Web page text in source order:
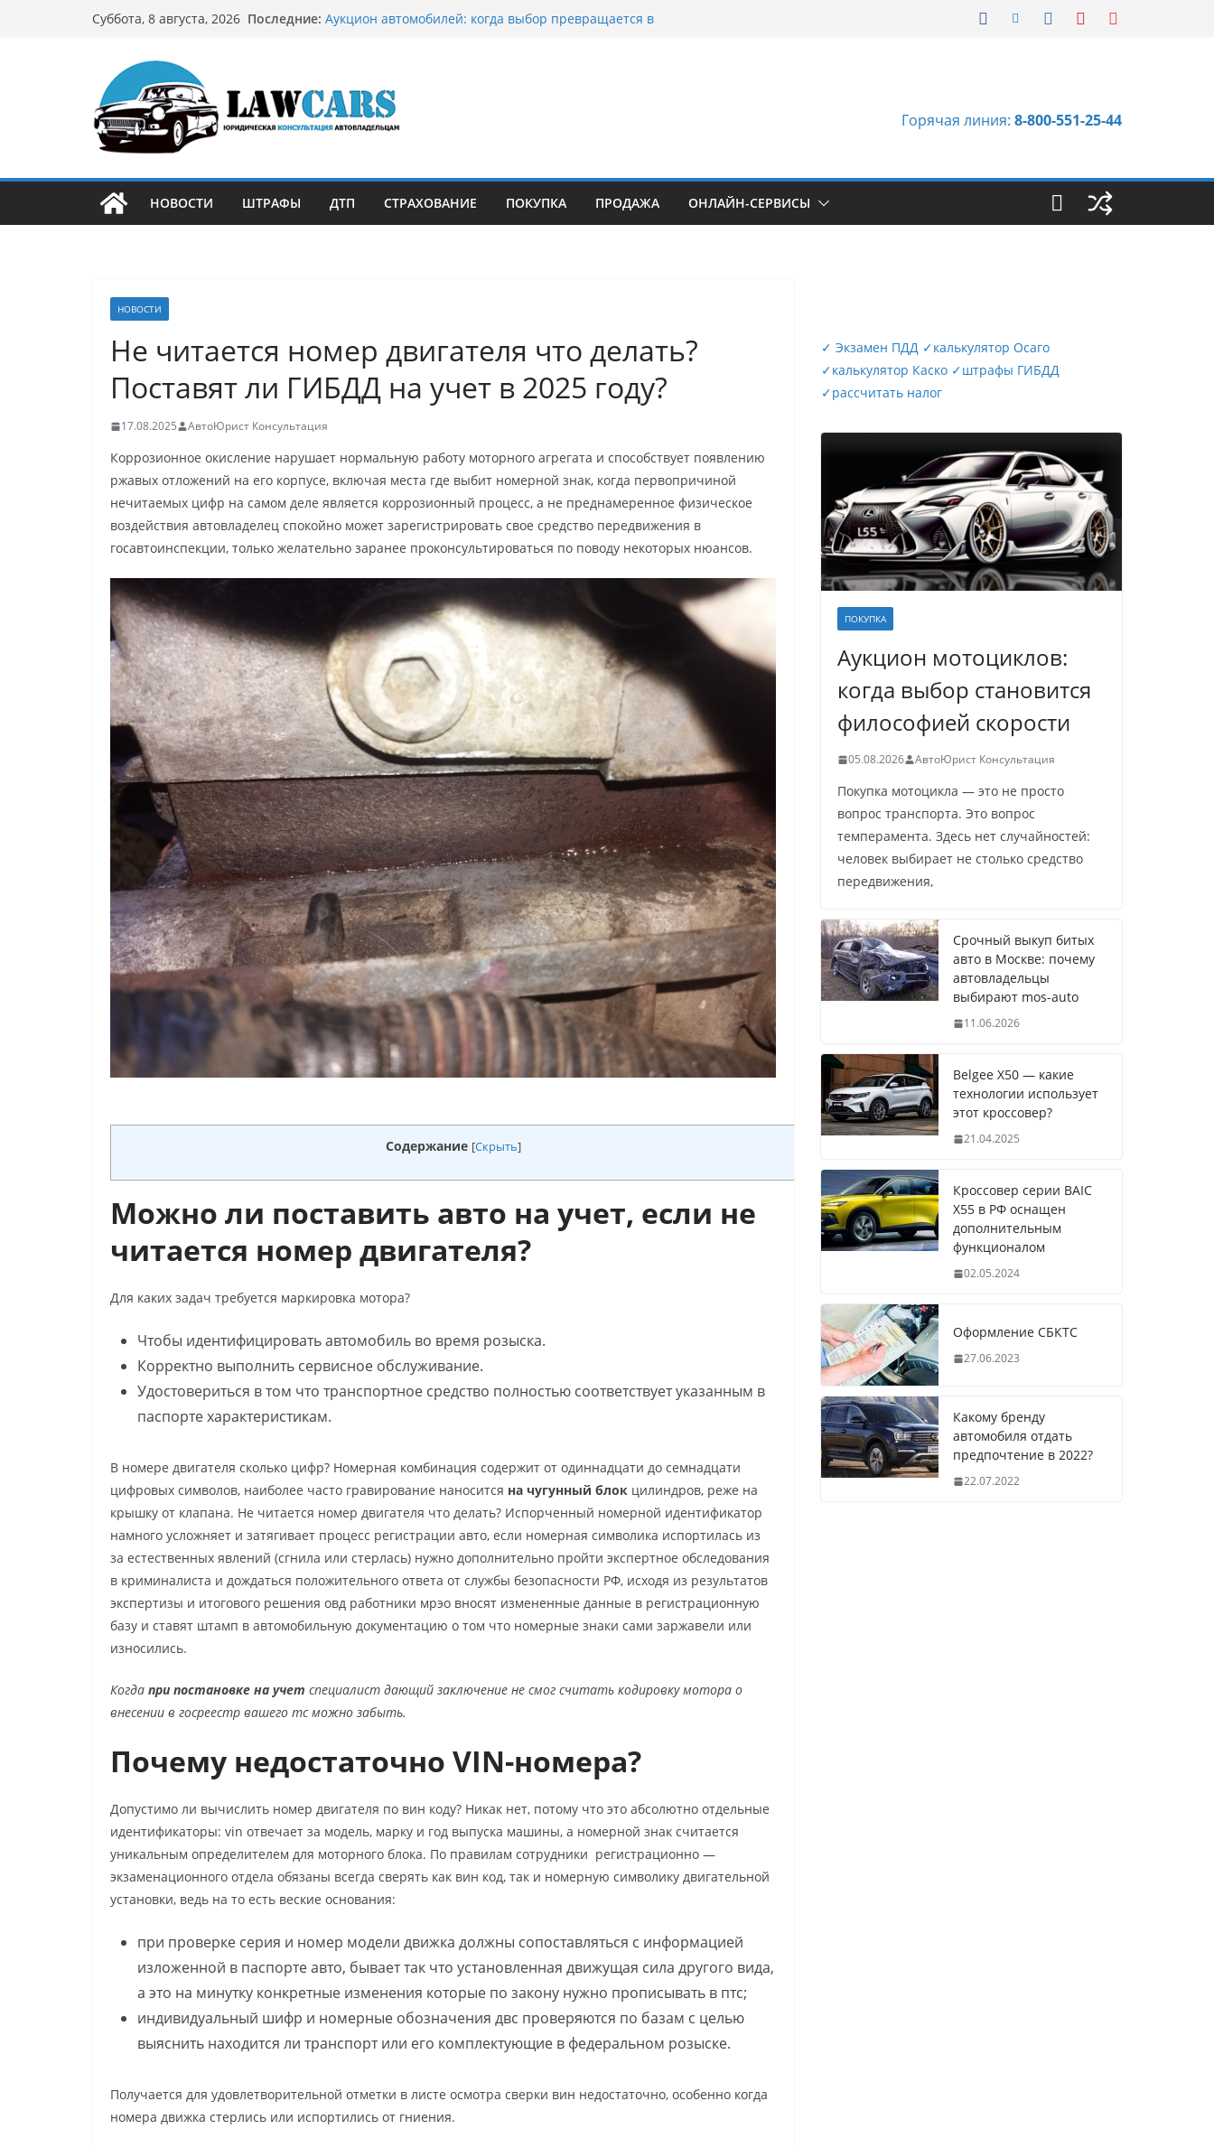
Суббота, 8 августа, 2026 Последние: Аукцион автомобилей: когда выбор превращается в
Срочный выкуп битых авто в Москве: почему
автовладельцы выбирают mos-auto
Бриллиантовые серьги: вечная классика или
может подойти
Горячая линия: 8-800-551-25-44
НОВОСТИ ШТРАФЫ ДТП СТРАХОВАНИЕ ПОКУПКА ПРОДАЖА ОНЛАЙН-СЕРВИСЫ
НОВОСТИ
Не читается номер двигателя что делать?
Поставят ли ГИБДД на учет в 2025 году?
17.08.2025 АвтоЮрист Консультация
Коррозионное окисление нарушает нормальную работу моторного агрегата и способствует появлению
ржавых отложений на его корпусе, включая места где выбит номерной знак, когда первопричиной
нечитаемых цифр на самом деле является коррозионный процесс, а не преднамеренное физическое
воздействия автовладелец спокойно может зарегистрировать свое средство передвижения в
госавтоинспекции, только желательно заранее проконсультироваться по поводу некоторых нюансов.
Содержание [Скрыть]
Можно ли поставить авто на учет, если не
читается номер двигателя?
Для каких задач требуется маркировка мотора?
Чтобы идентифицировать автомобиль во время розыска.
Корректно выполнить сервисное обслуживание.
Удостовериться в том что транспортное средство полностью соответствует указанным в
паспорте характеристикам.
В номере двигателя сколько цифр? Номерная комбинация содержит от одиннадцати до семнадцати
цифровых символов, наиболее часто гравирование наносится на чугунный блок цилиндров, реже на
крышку от клапана. Не читается номер двигателя что делать? Испорченный номерной идентификатор
намного усложняет и затягивает процесс регистрации авто, если номерная символика испортилась из
за естественных явлений (сгнила или стерлась) нужно дополнительно пройти экспертное обследования
в криминалиста и дождаться положительного ответа от службы безопасности РФ, исходя из результатов
экспертизы и итогового решения овд работники мрэо вносят измененные данные в регистрационную
базу и ставят штамп в автомобильную документацию о том что номерные знаки сами заржавели или
износились.
Когда при постановке на учет специалист дающий заключение не смог считать кодировку мотора о
внесении в госреестр вашего тс можно забыть.
Почему недостаточно VIN-номера?
Допустимо ли вычислить номер двигателя по вин коду? Никак нет, потому что это абсолютно отдельные
идентификаторы: vin отвечает за модель, марку и год выпуска машины, а номерной знак считается
уникальным определителем для моторного блока. По правилам сотрудники регистрационно —
экзаменационного отдела обязаны всегда сверять как вин код, так и номерную символику двигательной
установки, ведь на то есть веские основания:
при проверке серия и номер модели движка должны сопоставляться с информацией
изложенной в паспорте авто, бывает так что установленная движущая сила другого вида,
а это на минутку конкретные изменения которые по закону нужно прописывать в птс;
индивидуальный шифр и номерные обозначения двс проверяются по базам с целью
выяснить находится ли транспорт или его комплектующие в федеральном розыске.
Получается для удовлетворительной отметки в листе осмотра сверки вин недостаточно, особенно когда
номера движка стерлись или испортились от гниения.
✓ Экзамен ПДД ✓калькулятор Осаго
✓калькулятор Каско ✓штрафы ГИБДД
✓рассчитать налог
ПОКУПКА
Аукцион мотоциклов:
когда выбор становится
философией скорости
05.08.2026 АвтоЮрист Консультация
Покупка мотоцикла — это не просто
вопрос транспорта. Это вопрос
темперамента. Здесь нет случайностей:
человек выбирает не столько средство
передвижения,
Срочный выкуп битых
авто в Москве: почему
автовладельцы
выбирают mos-auto
11.06.2026
Belgee X50 — какие
технологии использует
этот кроссовер?
21.04.2025
Кроссовер серии BAIC
X55 в РФ оснащен
дополнительным
функционалом
02.05.2024
Оформление СБКТС
27.06.2023
Какому бренду
автомобиля отдать
предпочтение в 2022?
22.07.2022